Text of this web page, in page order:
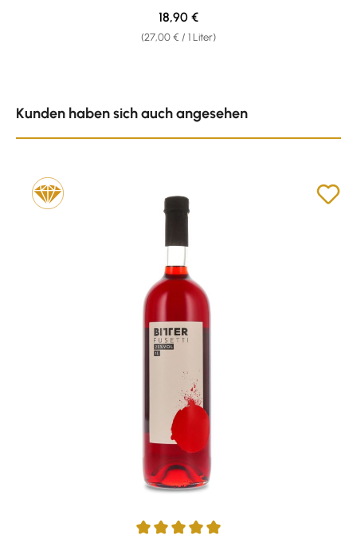
(27,00 € / 1 Liter)
Regulärer Preis:
18,90 €
Kunden haben sich auch angesehen